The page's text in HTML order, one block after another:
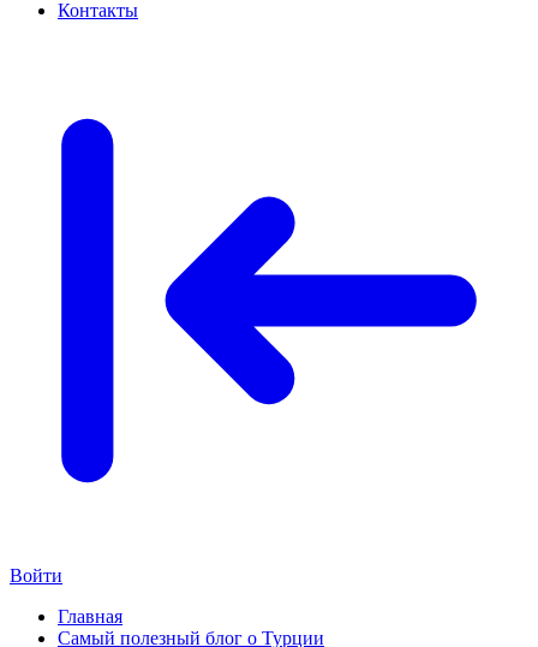
Контакты
Войти
Главная
Самый полезный блог о Турции